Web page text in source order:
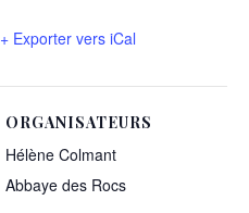
+ Exporter vers iCal
ORGANISATEURS
Hélène Colmant
Abbaye des Rocs